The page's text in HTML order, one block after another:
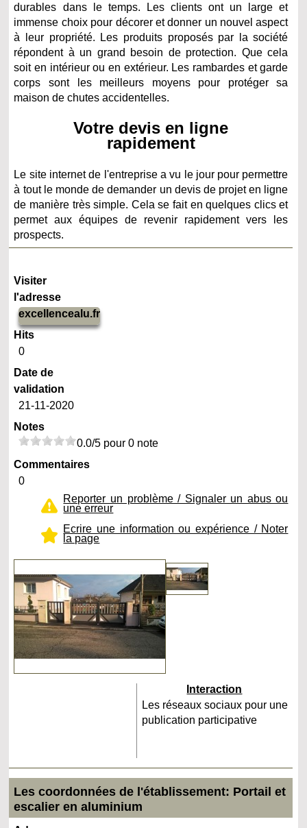
durables dans le temps. Les clients ont un large et
immense choix pour décorer et donner un nouvel aspect
à leur propriété. Les produits proposés par la société
répondent à un grand besoin de protection. Que cela
soit en intérieur ou en extérieur. Les rambardes et garde
corps sont les meilleurs moyens pour protéger sa
maison de chutes accidentelles.
Votre devis en ligne
rapidement
Le site internet de l'entreprise a vu le jour pour permettre
à tout le monde de demander un devis de projet en ligne
de manière très simple. Cela se fait en quelques clics et
permet aux équipes de revenir rapidement vers les
prospects.
Visiter
l'adresse
excellencealu.fr
Hits
0
Date de
validation
21-11-2020
Notes
0.0/5 pour 0 note
Commentaires
0
Reporter un problème / Signaler un abus ou
une erreur
Ecrire une information ou expérience / Noter
la page
Interaction
Les réseaux sociaux pour une
publication participative
Les coordonnées de l'établissement: Portail et
escalier en aluminium